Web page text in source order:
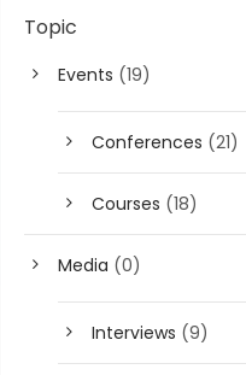
Topic
Events (19)
Conferences (21)
Courses (18)
Media (0)
Interviews (9)